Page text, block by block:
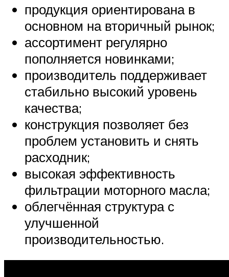
продукция ориентирована в
основном на вторичный рынок;
ассортимент регулярно
пополняется новинками;
производитель поддерживает
стабильно высокий уровень
качества;
конструкция позволяет без
проблем установить и снять
расходник;
высокая эффективность
фильтрации моторного масла;
облегчённая структура с
улучшенной
производительностью.